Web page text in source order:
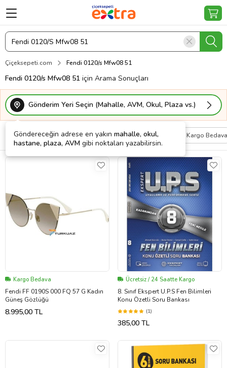
Çiçeksepeti.com Fendi 0120/s Mfw08 51
Fendi 0120/s Mfw08 51 için Arama Sonuçları
Gönderim Yeri Seçin (Mahalle, AVM, Okul, Plaza vs.)
Göndereceğin adrese en yakın mahalle, okul,
hastane, plaza, AVM gibi noktaları yazabilirsin.
Filtrele Sırala Kişiye Özel Kargo Bedava
Kargo Bedava
Fendi FF 0190S 000 FQ 57 G Kadın
Güneş Gözlüğü
8.995,00 TL
Ücretsiz / 24 Saatte Kargo
8. Sınıf Ekspert U.P.S Fen Bilimleri
Konu Özetli Soru Bankası
(1)
385,00 TL